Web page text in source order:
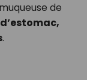
de
.